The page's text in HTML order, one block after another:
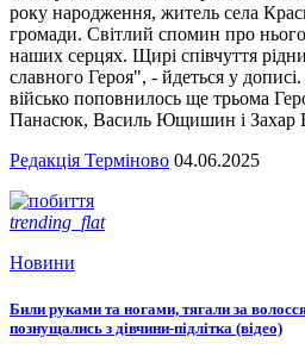
року народження, житель села
громади. Світлий спомин про
наших серцях. Щирі співчуття
славного Героя", - йдеться у
військо поповнилось ще трьома
Панасюк, Василь Ющишин і Захар
Редакція Терміново 04.06.2025
trending_flat
Новини
Били руками та ногами, тягали за
познущались з дівчини-підлітка (відео)